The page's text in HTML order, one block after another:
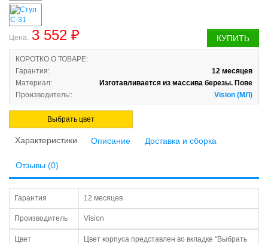
КУПИТЬ
Цена: 3 552 ₽
КОРОТКО О ТОВАРЕ:
Гарантия:
12 месяцев
Материал:
Изготавливается из массива березы. Пове
Производитель::
Vision (МЛ)
Выбрать цвет
Характеристики Описание Доставка и сборка
Отзывы (0)
Гарантия 12 месяцев
Производитель Vision
Цвет
Цвет корпуса представлен во вкладке "Выбрать